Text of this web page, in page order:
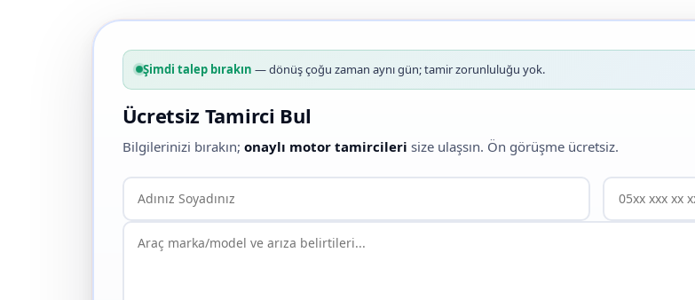
Şimdi talep bırakın — dönüş çoğu zaman aynı gün; tamir zorunluluğu yok.
Ücretsiz Tamirci Bul
Bilgilerinizi bırakın; onaylı motor tamircileri size ulaşsın. Ön görüşme ücretsiz.